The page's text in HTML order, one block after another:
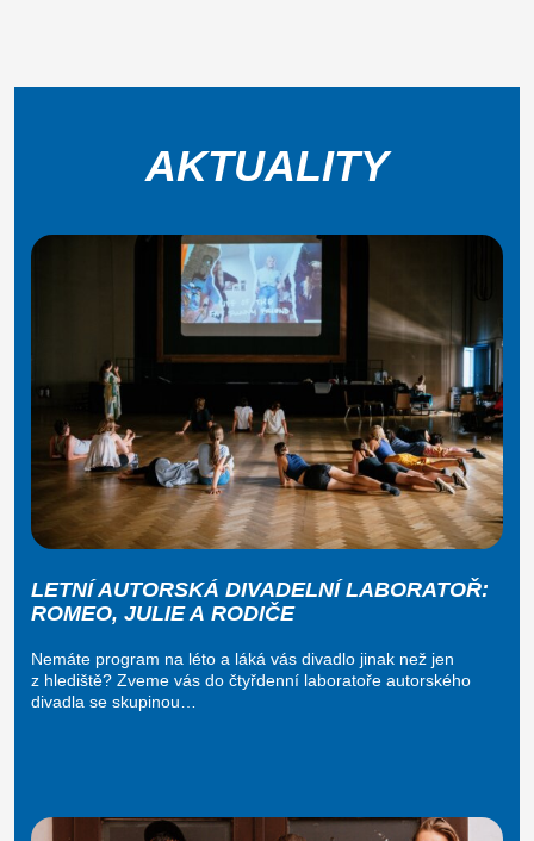
AKTUALITY
LETNÍ AUTORSKÁ DIVADELNÍ LABORATOŘ:
ROMEO, JULIE A RODIČE
Nemáte program na léto a láká vás divadlo jinak než jen
z hlediště? Zveme vás do čtyřdenní laboratoře autorského
divadla se skupinou…